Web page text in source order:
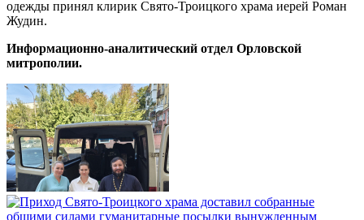
одежды принял клирик Свято-Троицкого храма иерей Роман
Жудин.
Информационно-аналитический отдел Орловской
митрополии.